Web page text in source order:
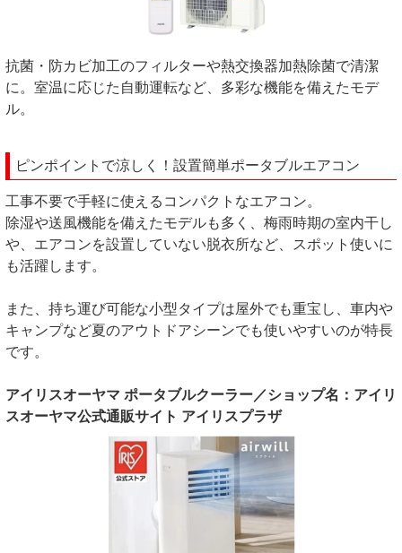
抗菌・防カビ加工のフィルターや熱交換器加熱除菌で清潔
に。室温に応じた自動運転など、多彩な機能を備えたモデ
ル。
ピンポイントで涼しく！設置簡単ポータブルエアコン
工事不要で手軽に使えるコンパクトなエアコン。
除湿や送風機能を備えたモデルも多く、梅雨時期の室内干し
や、エアコンを設置していない脱衣所など、スポット使いに
も活躍します。
また、持ち運び可能な小型タイプは屋外でも重宝し、車内や
キャンプなど夏のアウトドアシーンでも使いやすいのが特長
です。
アイリスオーヤマ ポータブルクーラー／ショップ名：アイリ
スオーヤマ公式通販サイト アイリスプラザ